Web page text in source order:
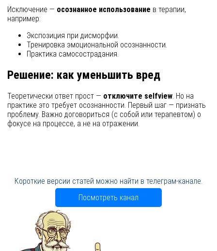
Исключение — осознанное использование в терапии,
например:
Экспозиция при дисморфии.
Тренировка эмоциональной осознанности.
Практика самосострадания.
Решение: как уменьшить вред
Теоретически ответ прост — отключите selfview. Но на
практике это требует осознанности. Первый шаг — признать
проблему. Важно договориться (с собой или терапевтом) о
фокусе на процессе, а не на отражении.
Короткие версии статей можно найти в телеграм-канале.
Посмотреть канал